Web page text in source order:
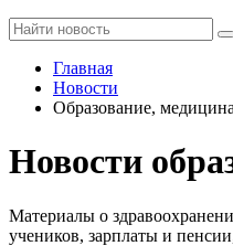
Главная
Новости
Образование,
Новости
Материалы о
учеников, зарплаты и